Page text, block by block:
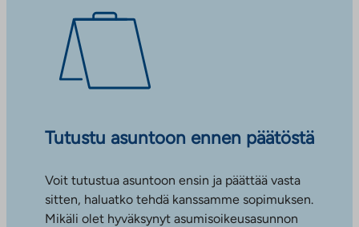
Tutustu asuntoon ennen päätöstä
Voit tutustua asuntoon ensin ja päättää vasta
sitten, haluatko tehdä kanssamme sopimuksen.
Mikäli olet hyväksynyt asumisoikeusasunnon